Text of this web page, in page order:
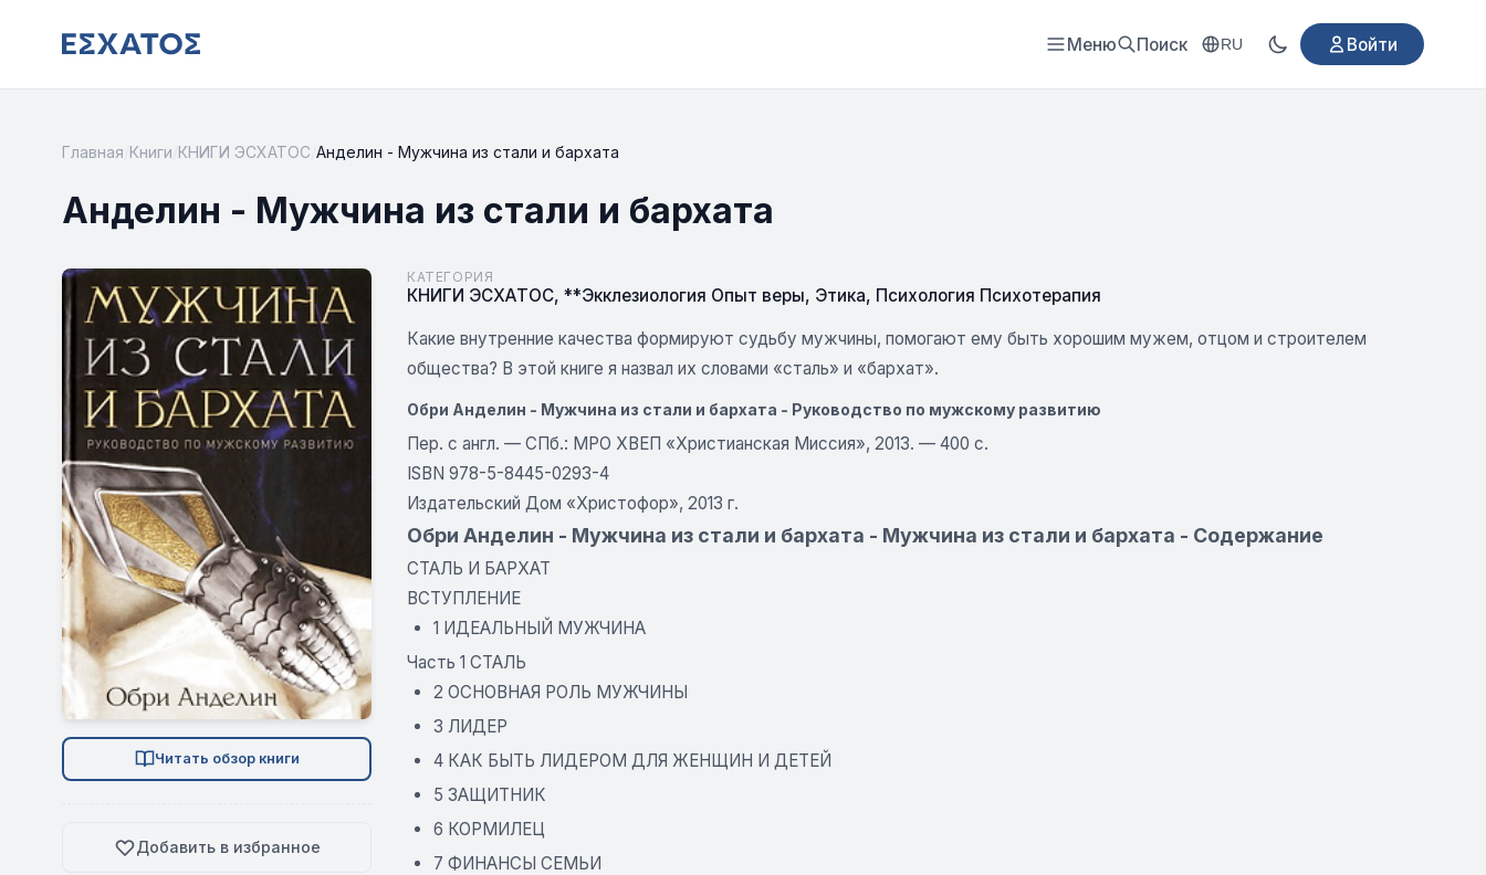
Меню Поиск RU Войти
Главная Книги КНИГИ ЭСХАТОС Анделин - Мужчина из стали и бархата
Анделин - Мужчина из стали и бархата
Читать обзор книги
Добавить в избранное
КАТЕГОРИЯ
КНИГИ ЭСХАТОС, **Экклезиология Опыт веры, Этика, Психология Психотерапия
Какие внутренние качества формируют судьбу мужчины, помогают ему быть хорошим мужем, отцом и строителем
общества? В этой книге я назвал их словами «сталь» и «бархат».
Обри Анделин - Мужчина из стали и бархата - Руководство по мужскому развитию
Пер. с англ. — СПб.: МРО ХВЕП «Христианская Миссия», 2013. — 400 с.
ISBN 978-5-8445-0293-4
Издательский Дом «Христофор», 2013 г.
Обри Анделин - Мужчина из стали и бархата - Мужчина из стали и бархата - Содержание
СТАЛЬ И БАРХАТ
ВСТУПЛЕНИЕ
1 ИДЕАЛЬНЫЙ МУЖЧИНА
Часть 1 СТАЛЬ
2 ОСНОВНАЯ РОЛЬ МУЖЧИНЫ
3 ЛИДЕР
4 КАК БЫТЬ ЛИДЕРОМ ДЛЯ ЖЕНЩИН И ДЕТЕЙ
5 ЗАЩИТНИК
6 КОРМИЛЕЦ
7 ФИНАНСЫ СЕМЬИ